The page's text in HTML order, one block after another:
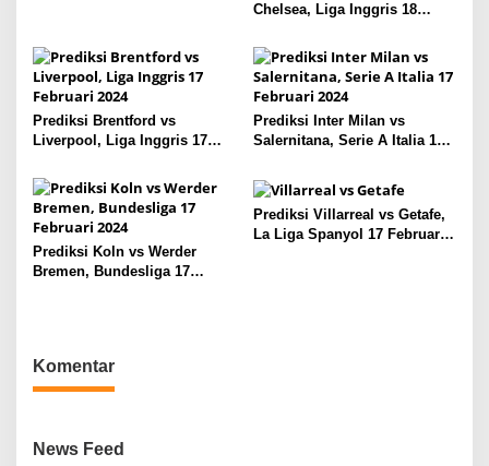
s
Chelsea, Liga Inggris 18
Prediksi Brentford vs
Liverpool, Liga Inggris 17
Prediksi Inter Milan vs
Salernitana, Serie A Italia 17
Prediksi Koln vs Werder
Bremen, Bundesliga 17
Prediksi Villarreal vs Getafe,
La Liga Spanyol 17 Februari
Komentar
News Feed